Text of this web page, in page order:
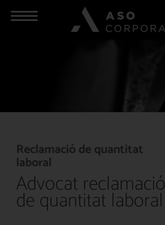
Reclamació de quantitat
laboral
Advocat reclamació
de quantitat laboral